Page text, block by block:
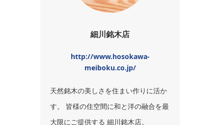
細川銘木店
http://www.hosokawa-
meiboku.co.jp/
天然銘木の美しさを住まい作りに活か
す。 皆様の住空間に和と洋の融合を最
大限にご提供する 細川銘木店。